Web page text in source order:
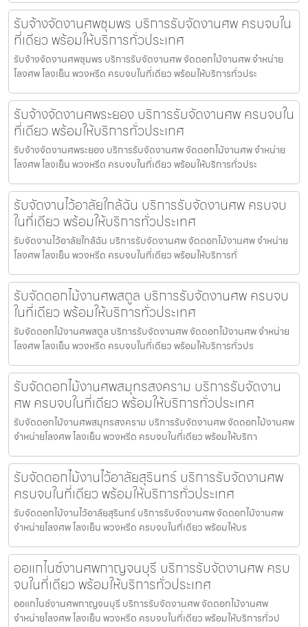
รับจ้างจัดงานศพชุมพร บริการรับจัดงานศพ ครบจบใน
ที่เดียว พร้อมให้บริการทั่วประเทศ
รับจ้างจัดงานศพชุมพร บริการรับจัดงานศพ จัดดอกไม้งานศพ จำหน่าย
โลงศพ โลงเย็น พวงหรีด ครบจบในที่เดียว พร้อมให้บริการทั่วประ
รับจ้างจัดงานศพระยอง บริการรับจัดงานศพ ครบจบใน
ที่เดียว พร้อมให้บริการทั่วประเทศ
รับจ้างจัดงานศพระยอง บริการรับจัดงานศพ จัดดอกไม้งานศพ จำหน่าย
โลงศพ โลงเย็น พวงหรีด ครบจบในที่เดียว พร้อมให้บริการทั่วประ
รับจัดงานไว้อาลัยใกล้ฉัน บริการรับจัดงานศพ ครบจบ
ในที่เดียว พร้อมให้บริการทั่วประเทศ
รับจัดงานไว้อาลัยใกล้ฉัน บริการรับจัดงานศพ จัดดอกไม้งานศพ จำหน่าย
โลงศพ โลงเย็น พวงหรีด ครบจบในที่เดียว พร้อมให้บริการทั่
รับจัดดอกไม้งานศพสตูล บริการรับจัดงานศพ ครบจบ
ในที่เดียว พร้อมให้บริการทั่วประเทศ
รับจัดดอกไม้งานศพสตูล บริการรับจัดงานศพ จัดดอกไม้งานศพ จำหน่าย
โลงศพ โลงเย็น พวงหรีด ครบจบในที่เดียว พร้อมให้บริการทั่วปร
รับจัดดอกไม้งานศพสมุทรสงคราม บริการรับจัดงาน
ศพ ครบจบในที่เดียว พร้อมให้บริการทั่วประเทศ
รับจัดดอกไม้งานศพสมุทรสงคราม บริการรับจัดงานศพ จัดดอกไม้งานศพ
จำหน่ายโลงศพ โลงเย็น พวงหรีด ครบจบในที่เดียว พร้อมให้บริกา
รับจัดดอกไม้งานไว้อาลัยสุรินทร์ บริการรับจัดงานศพ
ครบจบในที่เดียว พร้อมให้บริการทั่วประเทศ
รับจัดดอกไม้งานไว้อาลัยสุรินทร์ บริการรับจัดงานศพ จัดดอกไม้งานศพ
จำหน่ายโลงศพ โลงเย็น พวงหรีด ครบจบในที่เดียว พร้อมให้บร
ออแกไนซ์งานศพกาญจนบุรี บริการรับจัดงานศพ ครบ
จบในที่เดียว พร้อมให้บริการทั่วประเทศ
ออแกไนซ์งานศพกาญจนบุรี บริการรับจัดงานศพ จัดดอกไม้งานศพ
จำหน่ายโลงศพ โลงเย็น พวงหรีด ครบจบในที่เดียว พร้อมให้บริการทั่วป